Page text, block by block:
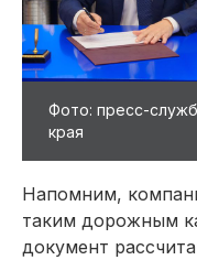
Фото: пресс-
края
Напомним,
таким дорожным
документ